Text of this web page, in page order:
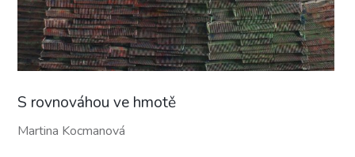
S rovnováhou ve hmotě
Martina Kocmanová